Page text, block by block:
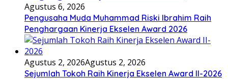
Agustus 6, 2026
Pengusaha Muda Muhammad Riski Ibrahim Raih
Penghargaan Kinerja Ekselen Award 2026
Agustus 2, 2026Agustus 2, 2026
Sejumlah Tokoh Raih Kinerja Ekselen Award II-2026